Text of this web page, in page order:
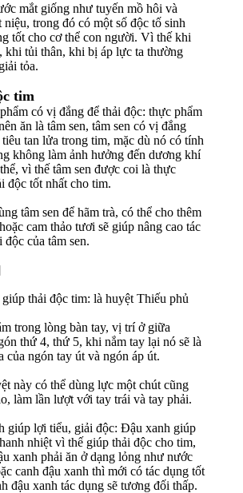
mắt giống như tuyến mồ hôi và
niệu, trong đó có một số độc tố sinh
tốt cho cơ thể con người. Vì thế khi
khi tủi thân, khi bị áp lực ta thường
tỏa.
tim
có vị đắng để thải độc: thực phẩm
ăn là tâm sen, tâm sen có vị đắng
tan lửa trong tim, mặc dù nó có tính
không làm ảnh hưởng đến dương khí
vì thế tâm sen được coi là thực
độc tốt nhất cho tim.
tâm sen để hãm trà, có thể cho thêm
cam thảo tươi sẽ giúp nâng cao tác
độc của tâm sen.
thải độc tim: là huyệt Thiếu phủ
trong lòng bàn tay, vị trí ở giữa
thứ 4, thứ 5, khi nắm tay lại nó sẽ là
của ngón tay út và ngón áp út.
này có thể dùng lực một chút cũng
làm lần lượt với tay trái và tay phải.
giúp lợi tiểu, giải độc: Đậu xanh giúp
nhiệt vì thế giúp thải độc cho tim,
xanh phải ăn ở dạng lỏng như nước
canh đậu xanh thì mới có tác dụng tốt
đậu xanh tác dụng sẽ tương đối thấp.